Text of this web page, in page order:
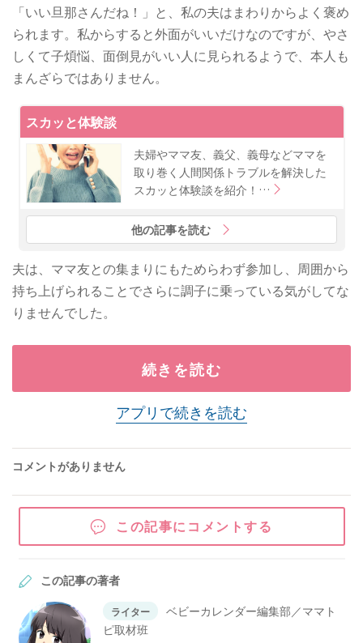
「いい旦那さんだね！」と、私の夫はまわりからよく褒め
られます。私からすると外面がいいだけなのですが、やさ
しくて子煩悩、面倒見がいい人に見られるようで、本人も
まんざらではありません。
スカッと体験談
夫婦やママ友、義父、義母などママを
取り巻く人間関係トラブルを解決した
スカッと体験談を紹介！…
他の記事を読む
夫は、ママ友との集まりにもためらわず参加し、周囲から
持ち上げられることでさらに調子に乗っている気がしてな
りませんでした。
続きを読む
アプリで続きを読む
コメントがありません
この記事にコメントする
この記事の著者
ライター
ベビーカレンダー編集部／ママト
ピ取材班